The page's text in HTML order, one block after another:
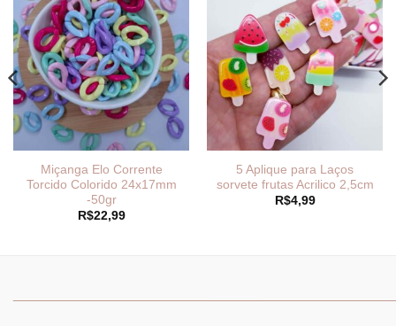
Miçanga Elo Corrente
Torcido Colorido 24x17mm
-50gr
R$22,99
5 Aplique para Laços
sorvete frutas Acrilico 2,5cm
R$4,99